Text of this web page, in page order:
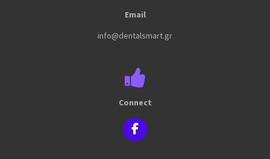
Email
info@dentalsmart.gr
Connect
F
a